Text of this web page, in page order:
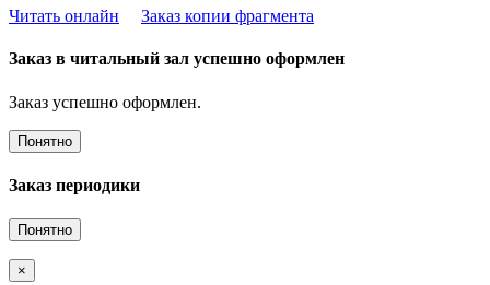
Читать онлайн
Заказ копии фрагмента
Заказ в читальный зал успешно оформлен
Заказ успешно оформлен.
Понятно
Заказ периодики
Понятно
×